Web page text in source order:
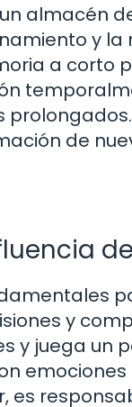
almacén
y
a corto
de
y
y juega un
es